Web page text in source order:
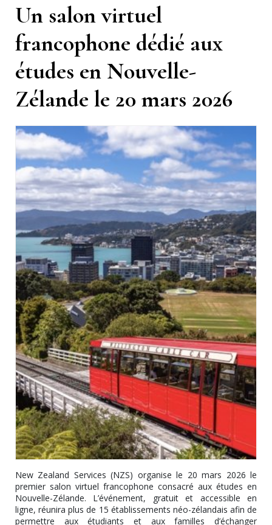
Un salon virtuel
francophone dédié aux
études en Nouvelle-
Zélande le 20 mars 2026
New Zealand Services (NZS) organise le 20 mars 2026 le
premier salon virtuel francophone consacré aux études en
Nouvelle-Zélande. L’événement, gratuit et accessible en
ligne, réunira plus de 15 établissements néo-zélandais afin de
permettre aux étudiants et aux familles d’échanger